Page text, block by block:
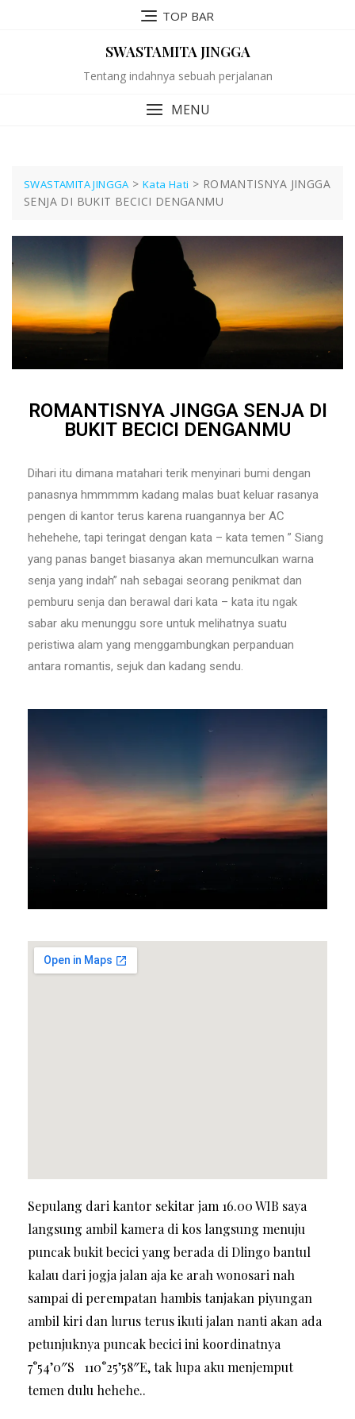
TOP BAR
SWASTAMITA JINGGA
Tentang indahnya sebuah perjalanan
MENU
SWASTAMITA JINGGA >Kata Hati > ROMANTISNYA JINGGA
SENJA DI BUKIT BECICI DENGANMU
ROMANTISNYA JINGGA SENJA DI
BUKIT BECICI DENGANMU
Dihari itu dimana matahari terik menyinari bumi dengan
panasnya hmmmmm kadang malas buat keluar rasanya
pengen di kantor terus karena ruangannya ber AC
hehehehe, tapi teringat dengan kata – kata temen ” Siang
yang panas banget biasanya akan memunculkan warna
senja yang indah” nah sebagai seorang penikmat dan
pemburu senja dan berawal dari kata – kata itu ngak
sabar aku menunggu sore untuk melihatnya suatu
peristiwa alam yang menggambungkan perpanduan
antara romantis, sejuk dan kadang sendu.
Sepulang dari kantor sekitar jam 16.00 WIB saya
langsung ambil kamera di kos langsung menuju
puncak bukit becici yang berada di Dlingo bantul
kalau dari jogja jalan aja ke arah wonosari nah
sampai di perempatan hambis tanjakan piyungan
ambil kiri dan lurus terus ikuti jalan nanti akan ada
petunjuknya puncak becici ini koordinatnya
7°54’0″S 110°25’58″E, tak lupa aku menjemput
temen dulu hehehe..